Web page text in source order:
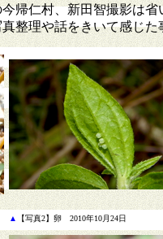
帰仁村、新田智撮影は
整理や話をきいて感じた
▲ 【写真2】卵 2010年10月24日